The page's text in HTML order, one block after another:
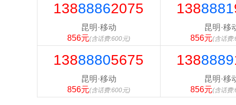
13888862075
昆明·移动
856元(含话费:600元)
1388881
昆明·移
856元(含话费
13888805675
昆明·移动
856元(含话费:600元)
1388889
昆明·移
856元(含话费